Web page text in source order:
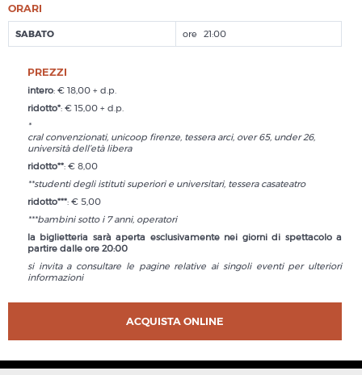
ORARI
SABATO 21:00
PREZZI
intero: € 18,00 + d.p.
ridotto*: € 15,00 + d.p.
*
cral convenzionati, unicoop firenze, tessera arci, over 65, under 26,
università dell’età libera
ridotto**: € 8,00
**studenti degli istituti superiori e universitari, tessera casateatro
ridotto***: € 5,00
***bambini sotto i 7 anni, operatori
la biglietteria sarà aperta esclusivamente nei giorni di spettacolo a
partire dalle ore 20:00
si invita a consultare le pagine relative ai singoli eventi per ulteriori
informazioni
ACQUISTA ONLINE